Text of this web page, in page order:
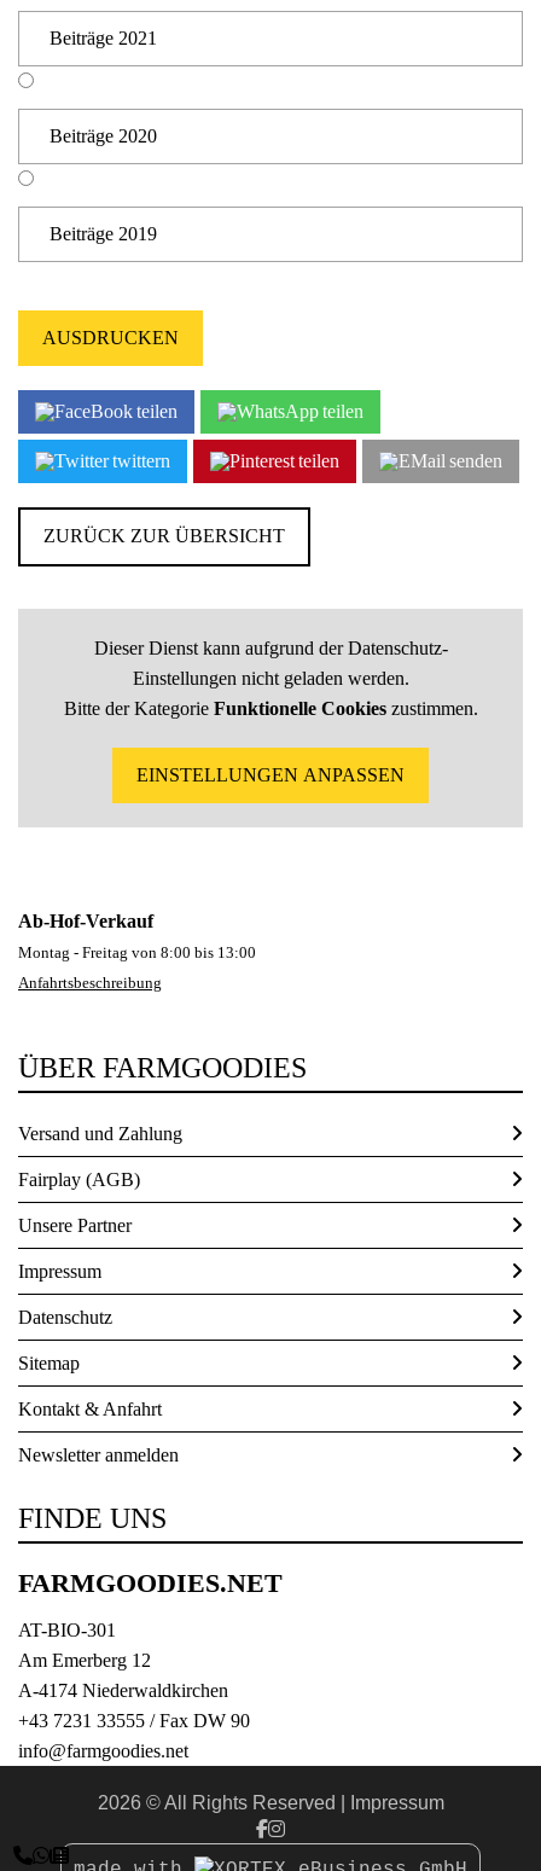

Beiträge 2021
Beiträge 2020
Beiträge 2019
AUSDRUCKEN
teilen teilen
twittern teilen senden
ZURÜCK ZUR ÜBERSICHT
Dieser Dienst kann aufgrund der Datenschutz-
Einstellungen nicht geladen werden.
Bitte der Kategorie Funktionelle Cookieszustimmen.
EINSTELLUNGEN ANPASSEN
Ab-Hof-Verkauf
Montag - Freitag von 8:00 bis 13:00
Anfahrtsbeschreibung
ÜBER FARMGOODIES
Versand und Zahlung
Fairplay (AGB)
Unsere Partner
Impressum
Datenschutz
Sitemap
Kontakt & Anfahrt
Newsletter anmelden
FINDE UNS
FARMGOODIES.NET
AT-BIO-301
Am Emerberg 12
A-4174 Niederwaldkirchen
+43 7231 33555 / Fax DW 90
info@farmgoodies.net
2026 © All Rights Reserved Impressum